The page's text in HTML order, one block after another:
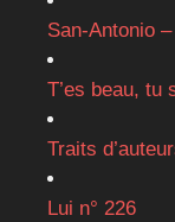
San-Antonio
T’es beau, tu
Traits
Lui n° 226